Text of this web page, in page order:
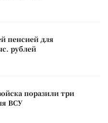
пенсией для
рублей
поразили три
ВСУ